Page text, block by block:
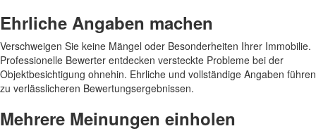
Ehrliche Angaben machen
Verschweigen Sie keine Mängel oder Besonderheiten Ihrer Immobilie.
Professionelle Bewerter entdecken versteckte Probleme bei der
Objektbesichtigung ohnehin. Ehrliche und vollständige Angaben führen
zu verlässlicheren Bewertungsergebnissen.
Mehrere Meinungen einholen